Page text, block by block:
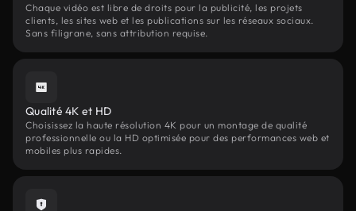
Chaque vidéo est libre de droits pour la publicité, les projets
clients, les sites web et les publications sur les réseaux sociaux.
Sans filigrane, sans attribution requise.
Qualité 4K et HD
Choisissez la haute résolution 4K pour un montage de qualité
professionnelle ou la HD optimisée pour des performances web et
mobiles plus rapides.